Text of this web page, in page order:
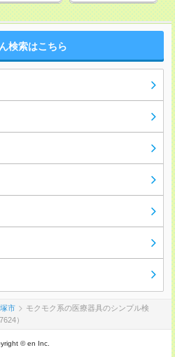
検索はこちら
市
モクモク系の医療器具のシンプル検
）
© en Inc.